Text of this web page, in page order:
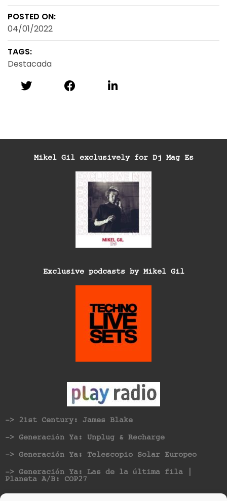
POSTED ON:
04/01/2022
TAGS:
Destacada
Mikel Gil exclusively for Dj Mag Es
Exclusive podcasts by Mikel Gil
-> 21st Century: James Blake
-> Generación Ya: Unplug & Recharge
-> Generación Ya: Telescopio Solar Europeo
-> Generación Ya: Las de la última fila |
Planeta A/B: COP27